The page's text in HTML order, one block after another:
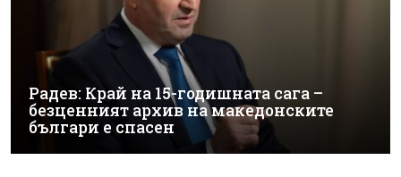
Радев: Край на 15-годишната сага –
безценният архив на македонските
българи е спасен